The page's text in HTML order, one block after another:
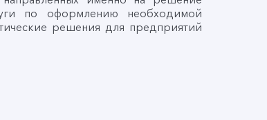
по оформлению необходимой
решения для предприятий